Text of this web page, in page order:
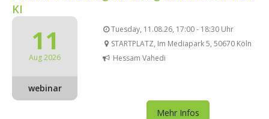
KI
11
Aug 2026
webinar
Tuesday, 11.08.26, 17:00 - 18:30 Uhr
STARTPLATZ, Im Mediapark 5, 50670 Köln
Hessam Vahedi
Mehr Infos